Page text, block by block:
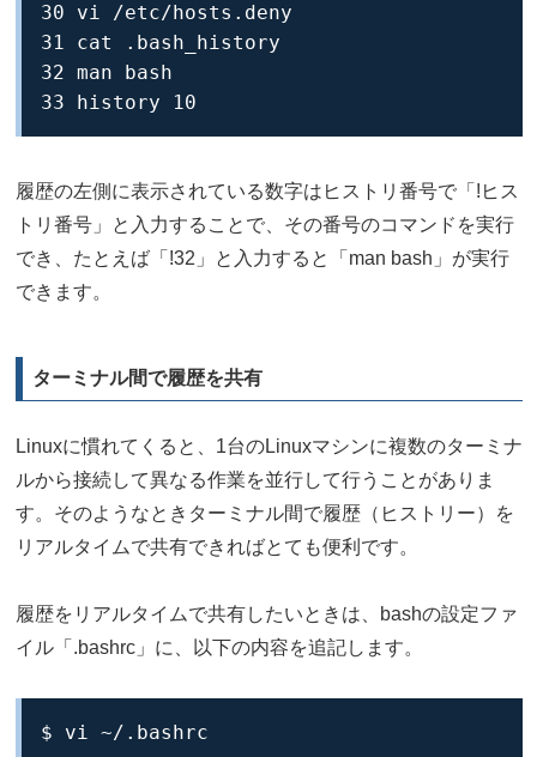
30 vi /etc/hosts.deny
31 cat .bash_history
32 man bash
33 history 10
履歴の左側に表示されている数字はヒストリ番号で「!ヒス
トリ番号」と入力することで、その番号のコマンドを実行
でき、たとえば「!32」と入力すると「man bash」が実行
できます。
ターミナル間で履歴を共有
Linuxに慣れてくると、1台のLinuxマシンに複数のターミナ
ルから接続して異なる作業を並行して行うことがありま
す。そのようなときターミナル間で履歴（ヒストリー）を
リアルタイムで共有できればとても便利です。
履歴をリアルタイムで共有したいときは、bashの設定ファ
イル「.bashrc」に、以下の内容を追記します。
$ vi ~/.bashrc